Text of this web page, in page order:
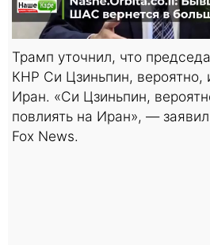
Трамп уточнил, что
КНР Си Цзиньпин, вероятно,
Иран. «Си Цзиньпин,
повлиять на Иран», —
Fox News.